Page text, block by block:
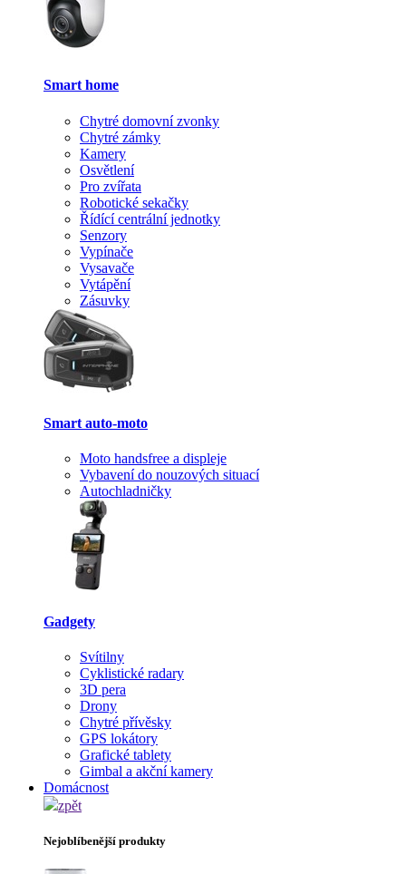
Smart home
Chytré domovní zvonky
Chytré zámky
Kamery
Osvětlení
Pro zvířata
Robotické sekačky
Řídící centrální jednotky
Senzory
Vypínače
Vysavače
Vytápění
Zásuvky
Smart auto-moto
Moto handsfree a displeje
Vybavení do nouzových situací
Autochladničky
Gadgety
Svítilny
Cyklistické radary
3D pera
Drony
Chytré přívěsky
GPS lokátory
Grafické tablety
Gimbal a akční kamery
Domácnost
zpět
Nejoblíbenější produkty